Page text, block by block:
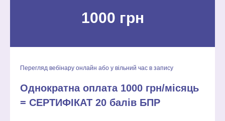
1000 грн
Перегляд вебінару онлайн або у вільний час в запису
Однократна оплата 1000 грн/місяць
= СЕРТИФІКАТ 20 балів БПР